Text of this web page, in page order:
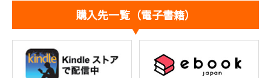
購入先一覧（電子書籍）